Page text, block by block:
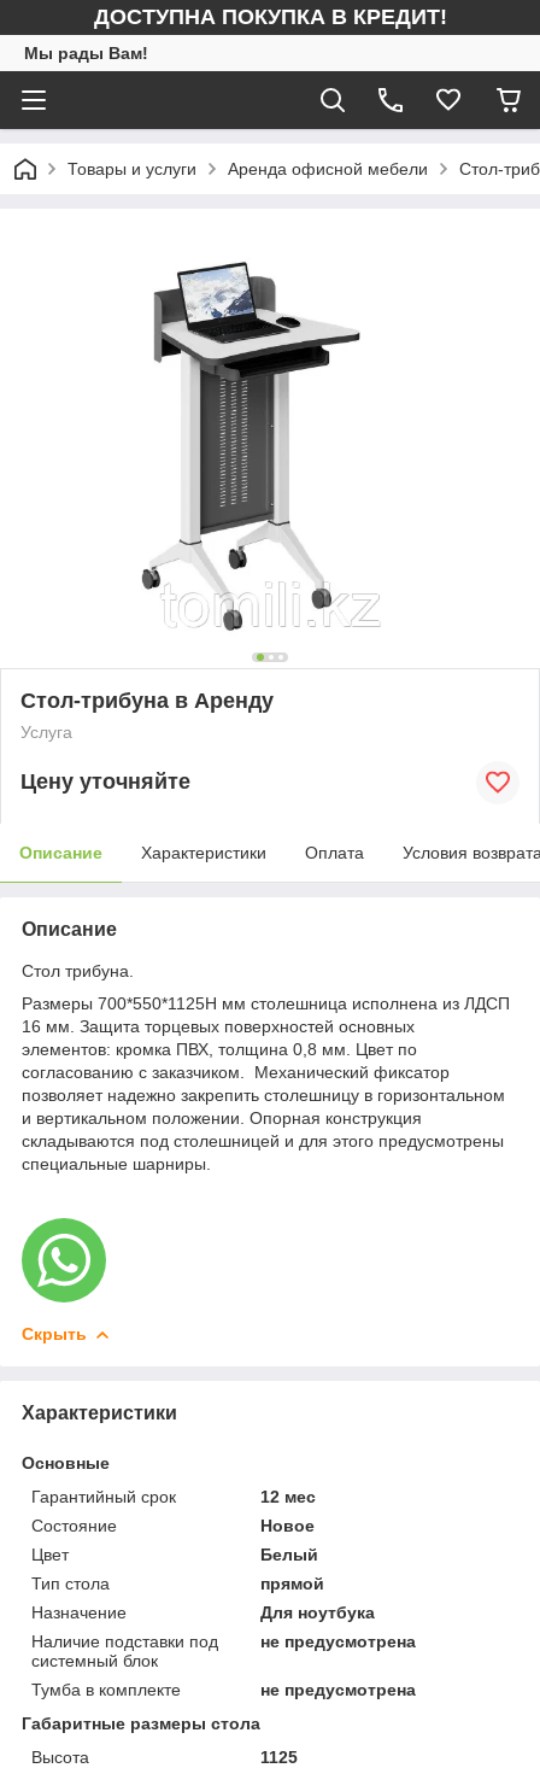
ДОСТУПНА ПОКУПКА В КРЕДИТ!
Мы рады Вам!
Товары и услуги Аренда офисной мебели Стол-
Стол-трибуна в Аренду
Услуга
Цену уточняйте
Описание Характеристики Оплата Условия
Описание
Стол трибуна.
Размеры 700*550*1125H мм столешница исполнена из ЛДСП
16 мм. Защита торцевых поверхностей основных
элементов: кромка ПВХ, толщина 0,8 мм. Цвет по
согласованию с заказчиком. Механический фиксатор
позволяет надежно закрепить столешницу в горизонтальном
и вертикальном положении. Опорная конструкция
складываются под столешницей и для этого предусмотрены
специальные шарниры.
Скрыть
Характеристики
Основные
Гарантийный срок
12 мес
Состояние
Новое
Цвет
Белый
Тип стола
прямой
Назначение
Для ноутбука
Наличие подставки под
системный блок
не предусмотрена
Тумба в комплекте
не предусмотрена
Габаритные размеры стола
Высота
1125